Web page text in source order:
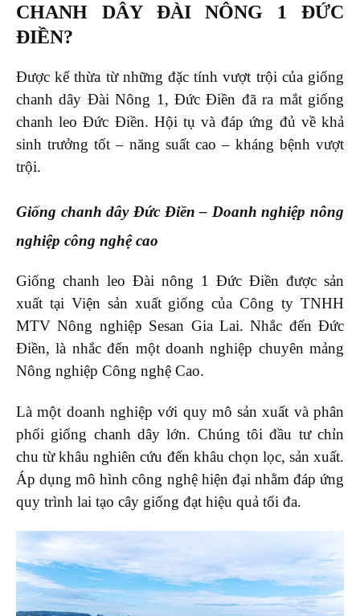
CHANH DÂY ĐÀI NÔNG 1 ĐỨC
ĐIỀN?
Được kế thừa từ những đặc tính vượt trội của giống
chanh dây Đài Nông 1, Đức Điền đã ra mắt giống
chanh leo Đức Điền. Hội tụ và đáp ứng đủ về khả
sinh trưởng tốt – năng suất cao – kháng bệnh vượt
trội.
Giống chanh dây Đức Điền – Doanh nghiệp nông
nghiệp công nghệ cao
Giống chanh leo Đài nông 1 Đức Điền được sản
xuất tại Viện sản xuất giống của Công ty TNHH
MTV Nông nghiệp Sesan Gia Lai. Nhắc đến Đức
Điền, là nhắc đến một doanh nghiệp chuyên mảng
Nông nghiệp Công nghệ Cao.
Là một doanh nghiệp với quy mô sản xuất và phân
phối giống chanh dây lớn. Chúng tôi đầu tư chỉn
chu từ khâu nghiên cứu đến khâu chọn lọc, sản xuất.
Áp dụng mô hình công nghệ hiện đại nhằm đáp ứng
quy trình lai tạo cây giống đạt hiệu quả tối đa.